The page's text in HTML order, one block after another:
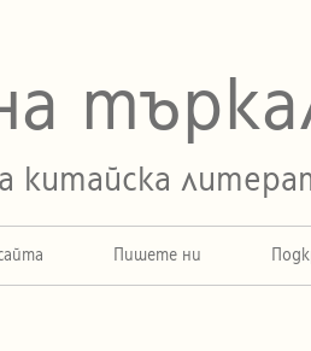
китайска
нова
Пишете ни